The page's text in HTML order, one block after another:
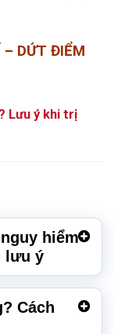
– DỨT ĐIỂM
Lưu ý khi trị
hiểm
lưu ý
Cách